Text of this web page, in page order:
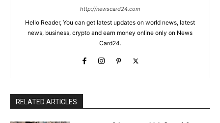
http://newscard24.com
Hello Reader, You can get latest updates on world news, latest
news, business, crypto and earn money online only on News
Card24.
RELATED ARTICLES